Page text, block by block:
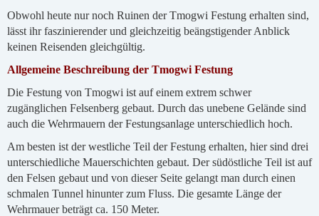
Obwohl heute nur noch Ruinen der Tmogwi Festung erhalten sind,
lässt ihr faszinierender und gleichzeitig beängstigender Anblick
keinen Reisenden gleichgültig.
Allgemeine Beschreibung der Tmogwi Festung
Die Festung von Tmogwi ist auf einem extrem schwer
zugänglichen Felsenberg gebaut. Durch das unebene Gelände sind
auch die Wehrmauern der Festungsanlage unterschiedlich hoch.
Am besten ist der westliche Teil der Festung erhalten, hier sind drei
unterschiedliche Mauerschichten gebaut. Der südöstliche Teil ist auf
den Felsen gebaut und von dieser Seite gelangt man durch einen
schmalen Tunnel hinunter zum Fluss. Die gesamte Länge der
Wehrmauer beträgt ca. 150 Meter.